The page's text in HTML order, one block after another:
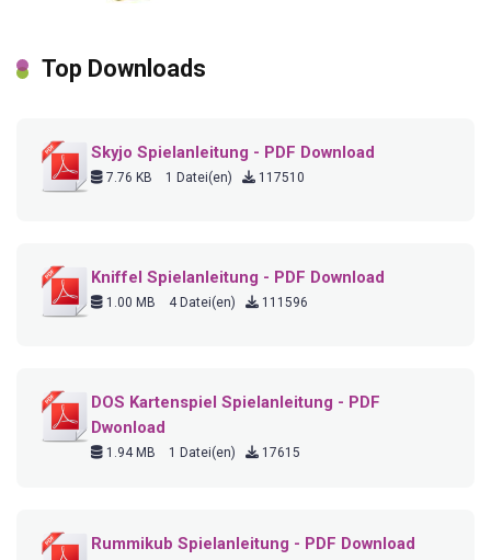
Top Downloads
Skyjo Spielanleitung - PDF Download
7.76 KB 1 Datei(en) 117510
Kniffel Spielanleitung - PDF Download
1.00 MB 4 Datei(en) 111596
DOS Kartenspiel Spielanleitung - PDF
Dwonload
1.94 MB 1 Datei(en) 17615
Rummikub Spielanleitung - PDF Download